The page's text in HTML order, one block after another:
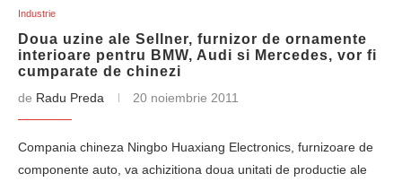
Industrie
Doua uzine ale Sellner, furnizor de ornamente
interioare pentru BMW, Audi si Mercedes, vor fi
cumparate de chinezi
de Radu Preda 20 noiembrie 2011
Compania chineza Ningbo Huaxiang Electronics, furnizoare de
componente auto, va achizitiona doua unitati de productie ale